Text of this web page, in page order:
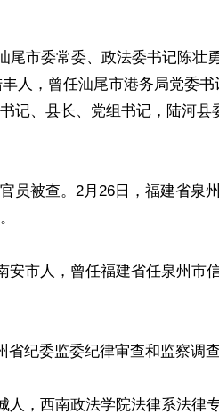
市委常委、政法委书记陈壮
人，曾任汕尾市港务局党委书
记、县长、党组书记，陆河县
员被查。2月26日，福建省泉
安市人，曾任福建省任泉州市
纪委监委纪律审查和监察调查
人，西南政法学院法律系法律